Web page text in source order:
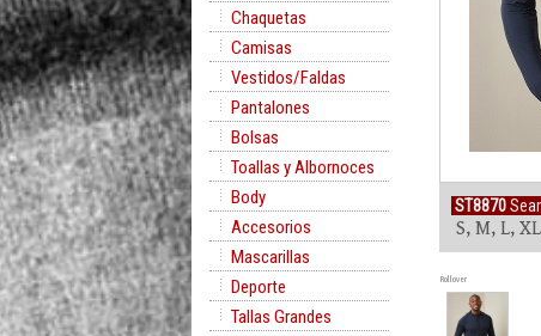
Chaquetas
Camisas
Vestidos/Faldas
Pantalones
Bolsas
Toallas y Albornoces
Body
Accesorios
Mascarillas
Deporte
Tallas Grandes
ST8870
S, M, L,
Rollover